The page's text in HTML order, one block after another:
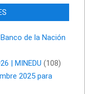
de la Nación
| MINEDU (108)
2025 para